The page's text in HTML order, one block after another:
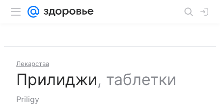
Лекарства
Прилиджи, таблетки
Priligy